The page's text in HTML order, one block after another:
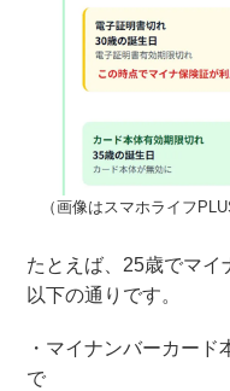
（画像はスマホライフ
たとえば、25歳でマイ
以下の通りです。
・マイナンバーカード
で